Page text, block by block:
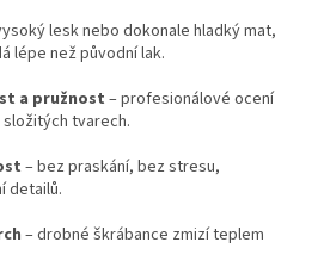
lesk nebo dokonale hladký mat,
lépe než původní lak.
a pružnost – profesionálové ocení
složitých tvarech.
– bez praskání, bez stresu,
detailů.
– drobné škrábance zmizí teplem